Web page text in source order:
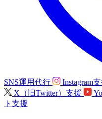
SNS運用代行 Instagram
X（旧Twitter）支援
ト支援